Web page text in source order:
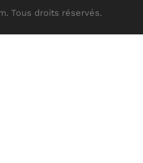
Tous droits réservés.